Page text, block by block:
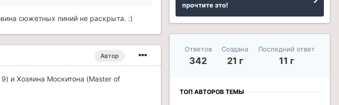
сюжетных линий не раскрыта. :)
Автор
и Хозяина Москитона (Master of
прочтите это!
Ответов
342
Создана
21 г
Последний ответ
11 г
ТОП АВТОРОВ ТЕМЫ